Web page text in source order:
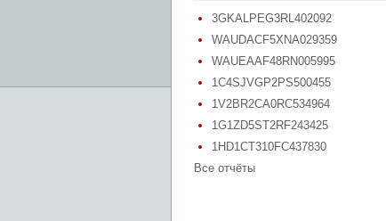
3GKALPEG3RL402092
WAUDACF5XNA029359
WAUEAAF48RN005995
1C4SJVGP2PS500455
1V2BR2CA0RC534964
1G1ZD5ST2RF243425
1HD1CT310FC437830
Все отчёты